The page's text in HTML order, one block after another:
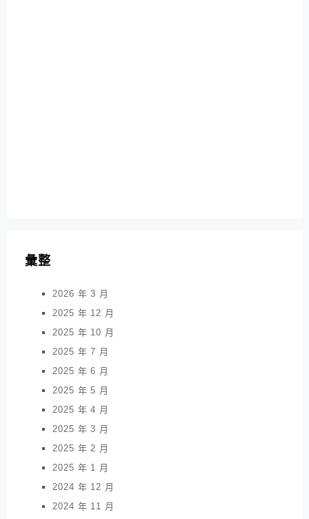
彙整
2026 年 3 月
2025 年 12 月
2025 年 10 月
2025 年 7 月
2025 年 6 月
2025 年 5 月
2025 年 4 月
2025 年 3 月
2025 年 2 月
2025 年 1 月
2024 年 12 月
2024 年 11 月